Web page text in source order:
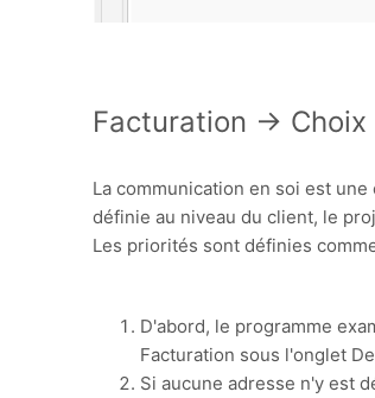
Facturation ->
La communication en soi est
définie au niveau du client, le
Les priorités sont définies
D'abord, le programme
Facturation sous l'onglet
Si aucune adresse n'y est